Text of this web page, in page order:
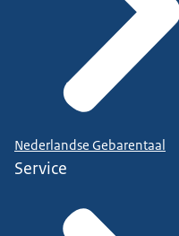
Nederlandse Gebarentaal
Service